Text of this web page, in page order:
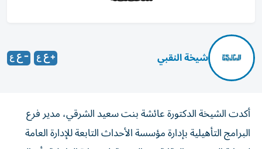
شيخة النقبي
أكدت الشيخة الدكتورة عائشة بنت سعيد الشرقي، مدير فرع
البرامج التأهيلية بإدارة مؤسسة الأحداث التابعة للإدارة العامة